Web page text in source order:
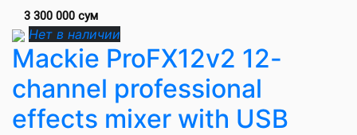
3 300 000 сум
Нет в наличии
Mackie ProFX12v2 12-
channel professional
effects mixer with USB